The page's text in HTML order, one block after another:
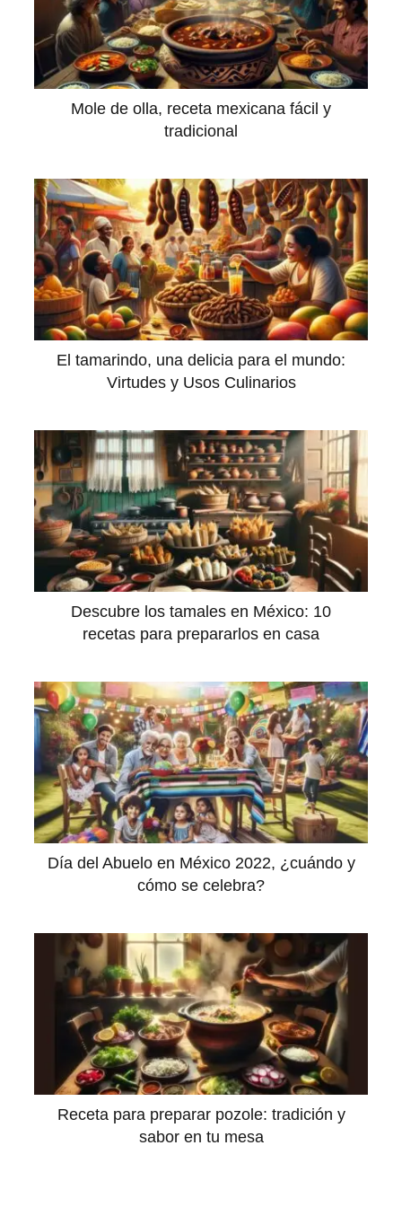
Mole de olla, receta mexicana fácil y
tradicional
El tamarindo, una delicia para el mundo:
Virtudes y Usos Culinarios
Descubre los tamales en México: 10
recetas para prepararlos en casa
Día del Abuelo en México 2022, ¿cuándo y
cómo se celebra?
Receta para preparar pozole: tradición y
sabor en tu mesa